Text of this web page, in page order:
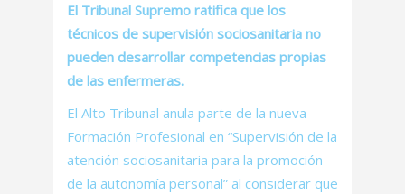
El Tribunal Supremo ratifica que los
técnicos de supervisión sociosanitaria no
pueden desarrollar competencias propias
de las enfermeras.
El Alto Tribunal anula parte de la nueva
Formación Profesional en “Supervisión de la
atención sociosanitaria para la promoción
de la autonomía personal” al considerar que